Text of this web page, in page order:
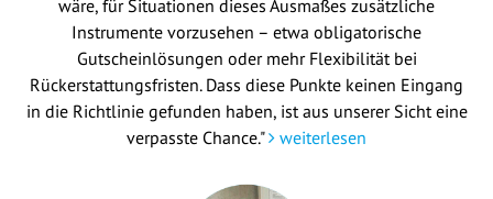
wäre, für Situationen dieses Ausmaßes zusätzliche
Instrumente vorzusehen – etwa obligatorische
Gutscheinlösungen oder mehr Flexibilität bei
Rückerstattungsfristen. Dass diese Punkte keinen Eingang
in die Richtlinie gefunden haben, ist aus unserer Sicht eine
verpasste Chance."
weiterlesen